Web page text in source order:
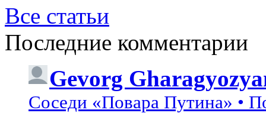
Все статьи
Последние комментарии
Gevorg
Соседи «Повара Путина» •